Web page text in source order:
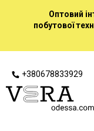
Оптовий
побутової
+380678833929